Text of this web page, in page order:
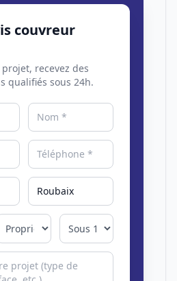
couvreur
recevez des
qualifiés sous 24h.